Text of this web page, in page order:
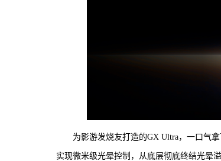
为影游发烧友打造的GX Ultra，一口气
实现微米级光晕控制，从底层彻底终结光晕